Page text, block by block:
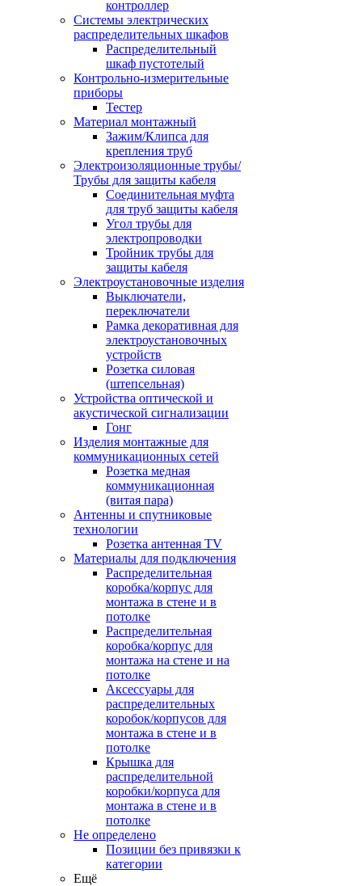
контроллер
Системы электрических
распределительных шкафов
Распределительный
шкаф пустотелый
Контрольно-измерительные
приборы
Тестер
Материал монтажный
Зажим/Клипса для
крепления труб
Электроизоляционные трубы/
Трубы для защиты кабеля
Соединительная муфта
для труб защиты кабеля
Угол трубы для
электропроводки
Тройник трубы для
защиты кабеля
Электроустановочные изделия
Выключатели,
переключатели
Рамка декоративная для
электроустановочных
устройств
Розетка силовая
(штепсельная)
Устройства оптической и
акустической сигнализации
Гонг
Изделия монтажные для
коммуникационных сетей
Розетка медная
коммуникационная
(витая пара)
Антенны и спутниковые
технологии
Розетка антенная TV
Материалы для подключения
Распределительная
коробка/корпус для
монтажа в стене и в
потолке
Распределительная
коробка/корпус для
монтажа на стене и на
потолке
Аксессуары для
распределительных
коробок/корпусов для
монтажа в стене и в
потолке
Крышка для
распределительной
коробки/корпуса для
монтажа в стене и в
потолке
Не определено
Позиции без привязки к
категории
Ещё